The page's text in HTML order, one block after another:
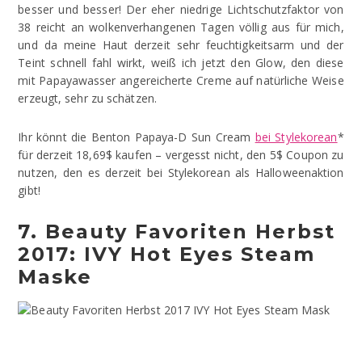
besser und besser! Der eher niedrige Lichtschutzfaktor von
38 reicht an wolkenverhangenen Tagen völlig aus für mich,
und da meine Haut derzeit sehr feuchtigkeitsarm und der
Teint schnell fahl wirkt, weiß ich jetzt den Glow, den diese
mit Papayawasser angereicherte Creme auf natürliche Weise
erzeugt, sehr zu schätzen.
Ihr könnt die Benton Papaya-D Sun Cream bei Stylekorean*
für derzeit 18,69$ kaufen – vergesst nicht, den 5$ Coupon zu
nutzen, den es derzeit bei Stylekorean als Halloweenaktion
gibt!
7. Beauty Favoriten Herbst
2017: IVY Hot Eyes Steam
Maske